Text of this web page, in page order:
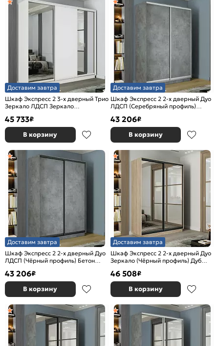
Доставим завтра
Шкаф Экспресс 2 3-х дверный Трио
Зеркало ЛДСП Зеркало
1800x2200x600
45 733₽
В корзину
Доставим завтра
Шкаф Экспресс 2 2-х дверный Дуо
ЛДСП (Серебряный профиль)
43 206₽
В корзину
Доставим завтра
Шкаф Экспресс 2 2-х дверный Дуо
ЛДСП (Чёрный профиль) Бетон
43 206₽
В корзину
Доставим завтра
Шкаф Экспресс 2 2-х дверный Дуо
Зеркало (Чёрный профиль) Дуб
46 508₽
В корзину